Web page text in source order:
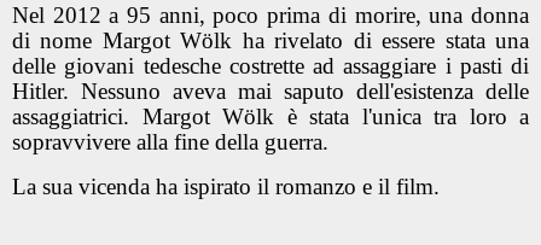
Nel 2012 a 95 anni, poco prima di morire, una donna
di nome Margot Wölk ha rivelato di essere stata una
delle giovani tedesche costrette ad assaggiare i pasti di
Hitler. Nessuno aveva mai saputo dell'esistenza delle
assaggiatrici. Margot Wölk è stata l'unica tra loro a
sopravvivere alla fine della guerra.
La sua vicenda ha ispirato il romanzo e il film.